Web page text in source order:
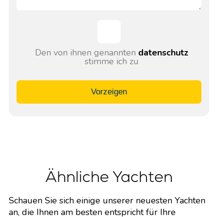
Den von ihnen genannten datenschutz
stimme ich zu
Vorzeigen
Ähnliche Yachten
Schauen Sie sich einige unserer neuesten Yachten
an, die Ihnen am besten entspricht für Ihre